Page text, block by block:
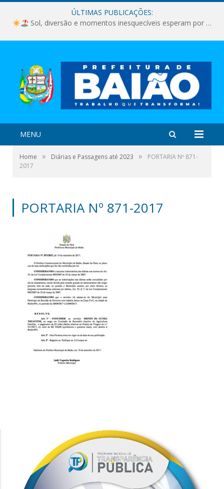
ÚLTIMAS PUBLICAÇÕES:
Sol, diversão e momentos inesquecíveis esperam por você!
MENU
Home » Diárias e Passagens até 2023 »
PORTARIA Nº 871-
2017
PORTARIA Nº 871-2017